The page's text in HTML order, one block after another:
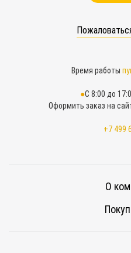
Время работы
С 8:00 до
Оформить заказ на
+7 499
О